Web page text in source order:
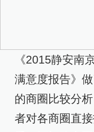
《2015静安南
满意度报告》
的商圈比较分
者对各商圈直